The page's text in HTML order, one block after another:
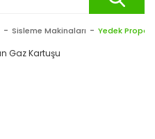
Sisleme Makinaları Yedek